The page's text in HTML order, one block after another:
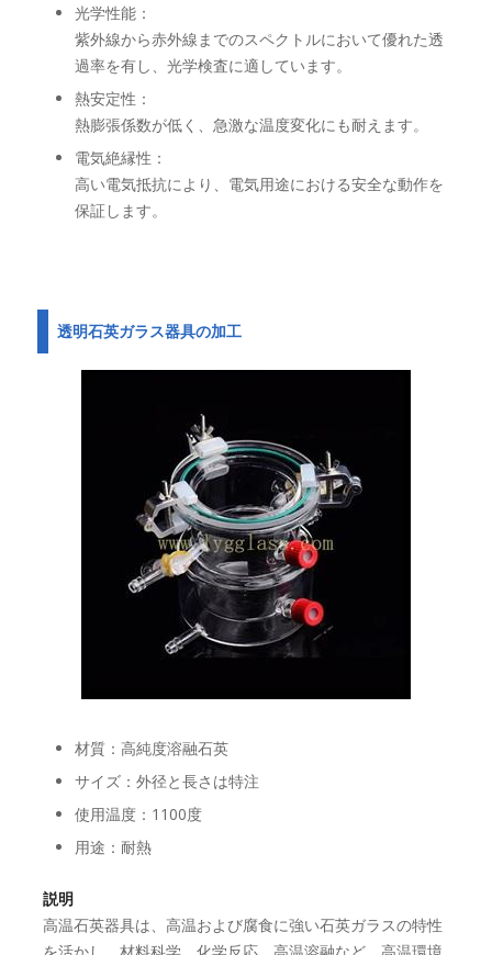
光学性能：
紫外線から赤外線までのスペクトルにおいて優れた透
過率を有し、光学検査に適しています。
熱安定性：
熱膨張係数が低く、急激な温度変化にも耐えます。
電気絶縁性：
高い電気抵抗により、電気用途における安全な動作を
保証します。
透明石英ガラス器具の加工
材質：高純度溶融石英
サイズ：外径と長さは特注
使用温度：1100度
用途：耐熱
説明
高温石英器具は、高温および腐食に強い石英ガラスの特性